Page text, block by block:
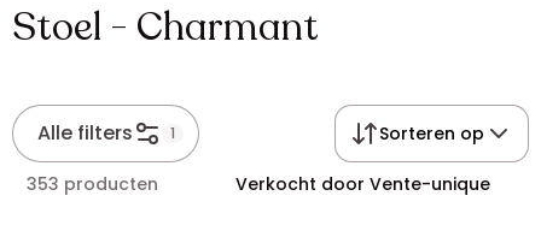
Stoel - Charmant
Alle filters 1 Sorteren op
353 producten Verkocht door Vente-unique